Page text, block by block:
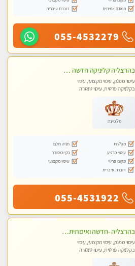
תמונה אמיתית
דוברת עיברית
055-4532279
בהרצליה קליניקה חדשה פרטית ואיכותית לעיסוי מקצועי ומפנק
עיסוי מפנק, עיסוי מקצועי, עיסוי
בקלניקה פרטית, עיסוי טנטרה
פלטינה
מקלחת
חניה חינם
עיסוי מרגיע
נקי ומסודר
מקום פרטי
עיסוי מקצועי
דוברת עיברית
055-4531922
בהרצליה -חדשה ואיכותית במקום נקי ומסודר מומלץ מאוד! מומלץ !!אירוח ברמה אחרת ...כולל שתיה חמה/קרה + בקבוק מים
עיסוי מפנק, עיסוי מקצועי, עיסוי
בקלניקה פרטית, עיסוי טנטרה